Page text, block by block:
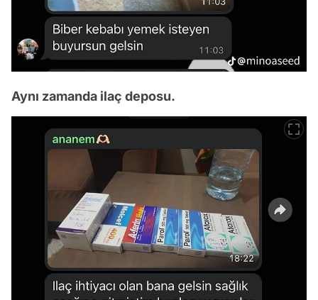
Aynı zamanda ilaç deposu.